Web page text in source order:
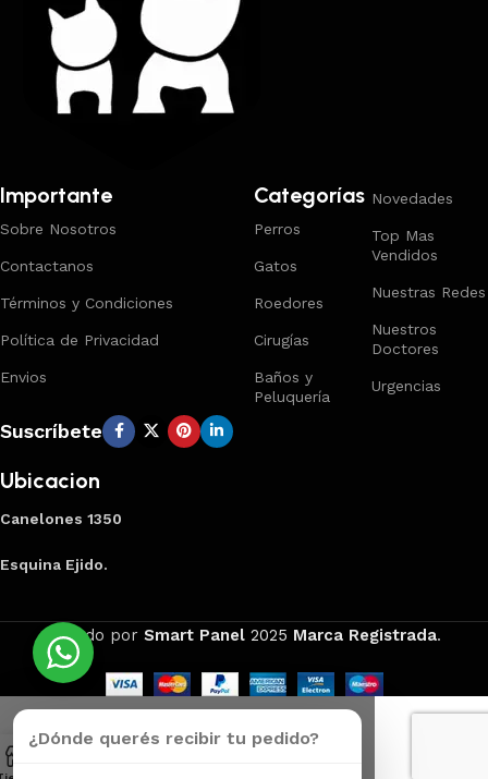
Importante
Sobre Nosotros
Contactanos
Términos y Condiciones
Política de Privacidad
Envios
Categorías
Perros
Gatos
Roedores
Cirugías
Baños y
Peluquería
Novedades
Top Mas
Vendidos
Nuestras Redes
Nuestros
Doctores
Urgencias
Suscríbete
Ubicacion
Canelones 1350
Esquina Ejido.
Creado por Smart Panel 2025 Marca Registrada.
¿Dónde querés recibir tu pedido?